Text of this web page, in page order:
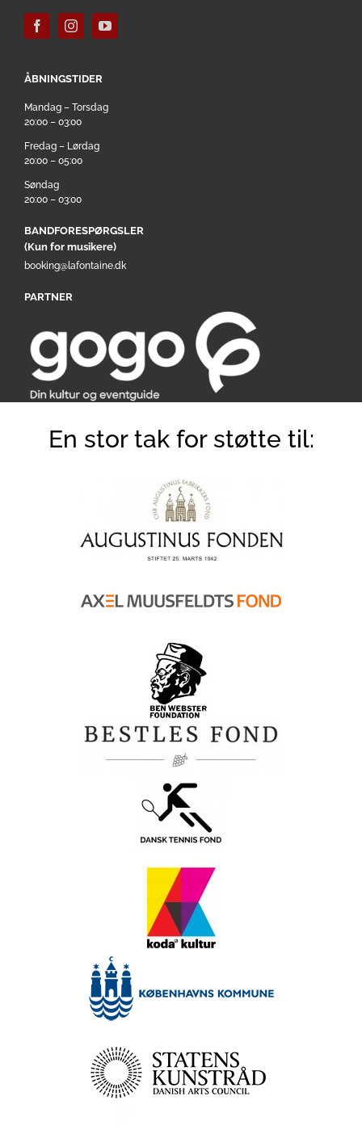
ÅBNINGSTIDER
Mandag – Torsdag
20:00 – 03:00
Fredag – Lørdag
20:00 – 05:00
Søndag
20:00 – 03:00
BANDFORESPØRGSLER
(Kun for musikere)
booking@lafontaine.dk
PARTNER
En stor tak for støtte til: